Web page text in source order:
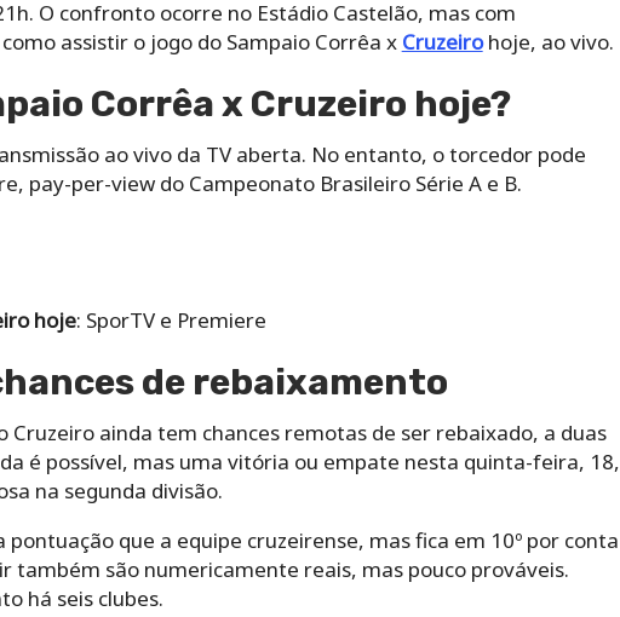
O confronto ocorre no Estádio Castelão, mas com
assistir o jogo do Sampaio Corrêa x Cruzeirohoje, ao vivo.
Corrêa x Cruzeiro hoje?
ao vivo da TV aberta. No entanto, o torcedor pode
pay-per-view do Campeonato Brasileiro Série A e B.
hoje: SporTV e Premiere
de rebaixamento
Cruzeiro ainda tem chances remotas de ser rebaixado, a duas
é possível, mas uma vitória ou empate nesta quinta-feira, 18,
na segunda divisão.
que a equipe cruzeirense, mas fica em 10º por conta
também são numericamente reais, mas pouco prováveis.
há seis clubes.